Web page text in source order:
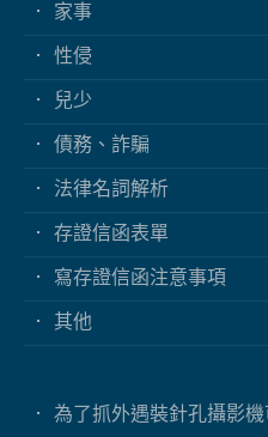
家事
性侵
兒少
債務、詐騙
法律名詞解析
存證信函表單
寫存證信函注意事項
其他
為了抓外遇裝針孔攝影